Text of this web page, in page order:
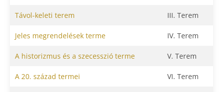
Távol-keleti terem III. Terem
Jeles megrendelések terme IV. Terem
A historizmus és a szecesszió terme V. Terem
A 20. század termei VI. Terem